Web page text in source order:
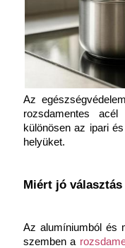
Az
rozsdamentes
különösen az ipari
helyüket.
Miért jó
Az alumíniumból és
szemben a